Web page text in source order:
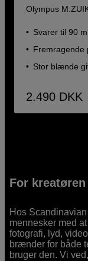
Olympus
Svarer til 90
Stor blænde
2.490 DKK
For
Hos
mennesker med
fotografi, lyd,
brænder for både
bruger den. Vi